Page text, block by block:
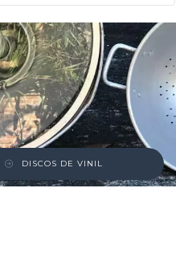
DISCOS DE VINIL